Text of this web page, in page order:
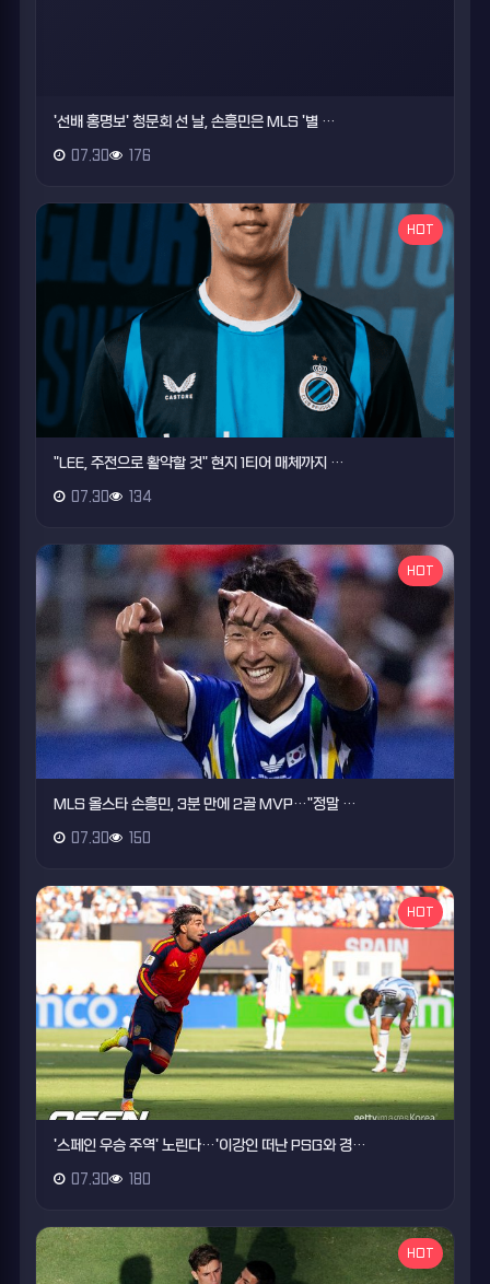
'선배 홍명보' 청문회 선 날, 손흥민은 MLS '별 …
07.30 176
HOT
"LEE, 주전으로 활약할 것" 현지 1티어 매체까지 …
07.30 134
HOT
MLS 올스타 손흥민, 3분 만에 2골 MVP…"정말 …
07.30 150
HOT
'스페인 우승 주역' 노린다…'이강인 떠난 PSG와 경…
07.30 180
HOT